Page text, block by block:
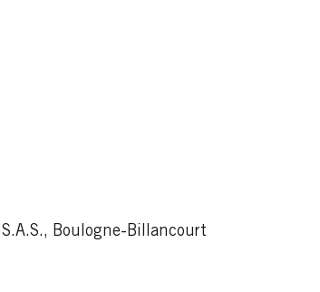
Boulogne-Billancourt